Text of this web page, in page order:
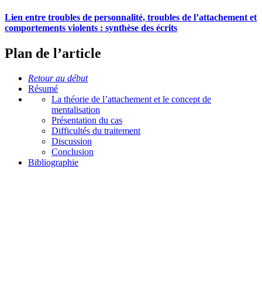
Lien entre troubles de personnalité, troubles de l’attachement et
comportements violents : synthèse des écrits
Plan de l’article
Retour au début
Résumé
La théorie de l’attachement et le concept de
mentalisation
Présentation du cas
Difficultés du traitement
Discussion
Conclusion
Bibliographie